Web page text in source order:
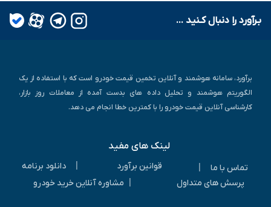
بـرآورد را دنبال کـنید ...
برآورد، سامانه هوشمند و آنلاین تخمین قیمت خودرو است که با استفاده از یک
الگوریتم هوشمند و تحلیل داده های بدست آمده از معاملات روز بازار،
کارشناسی آنلاین قیمت خودرو را با کمترین خطا انجام می دهد.
لینک های مفید
تماس با ما قوانین برآورد
دانلود برنامه
پرسش های متداول
مشاوره آنلاین خرید خودرو